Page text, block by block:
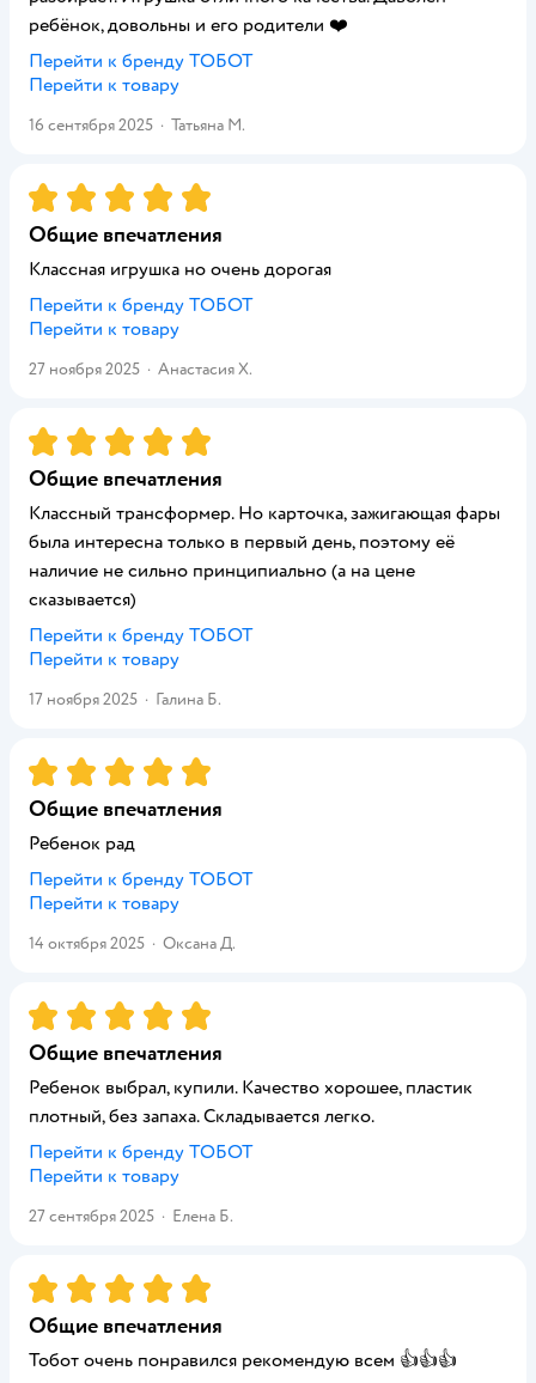
ребёнок, довольны и его родители ❤️
Перейти к бренду ТОБОТ
Перейти к товару
16 сентября 2025 · Татьяна М.
Рейтинг:5
Общие впечатления
Классная игрушка но очень дорогая
Перейти к бренду ТОБОТ
Перейти к товару
27 ноября 2025 · Анастасия Х.
Рейтинг:5
Общие впечатления
Классный трансформер. Но карточка, зажигающая фары
была интересна только в первый день, поэтому её
наличие не сильно принципиально (а на цене
сказывается)
Перейти к бренду ТОБОТ
Перейти к товару
17 ноября 2025 · Галина Б.
Рейтинг:5
Общие впечатления
Ребенок рад
Перейти к бренду ТОБОТ
Перейти к товару
14 октября 2025 · Оксана Д.
Рейтинг:5
Общие впечатления
Ребенок выбрал, купили. Качество хорошее, пластик
плотный, без запаха. Складывается легко.
Перейти к бренду ТОБОТ
Перейти к товару
27 сентября 2025 · Елена Б.
Рейтинг:5
Общие впечатления
Тобот очень понравился рекомендую всем 👍👍👍